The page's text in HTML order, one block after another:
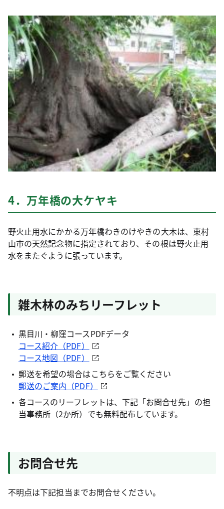
4．万年橋の大ケヤキ
野火止用水にかかる万年橋わきのけやきの大木は、東村
山市の天然記念物に指定されており、その根は野火止用
水をまたぐように張っています。
雑木林のみちリーフレット
黒目川・柳窪コースPDFデータ
コース紹介（PDF）
コース地図（PDF）
郵送を希望の場合はこちらをご覧ください
郵送のご案内（PDF）
各コースのリーフレットは、下記「お問合せ先」の担
当事務所（2か所）でも無料配布しています。
お問合せ先
不明点は下記担当までお問合せください。